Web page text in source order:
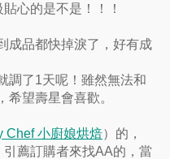
心的是不是！！！
成品都快掉淚了，好有成
調了1天呢！雖然無法和
希望壽星會喜歡。
Chef 小廚娘烘焙）的，
薦訂購者來找AA的，當